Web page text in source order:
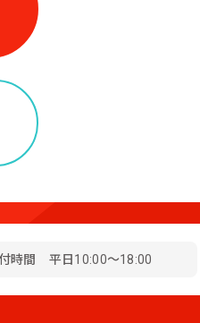
時間 平日10:00～18:00